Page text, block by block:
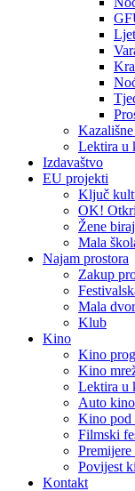
Lektira u
Izdavaštvo
EU projekti
Ključ
OK!
Žene
Mala
Najam prostora
Zakup
Mala
Klub
Kino
Kino
Kino
Lektira u
Auto
Kino pod
Filmski
Premijere
Povijest
Kontakt